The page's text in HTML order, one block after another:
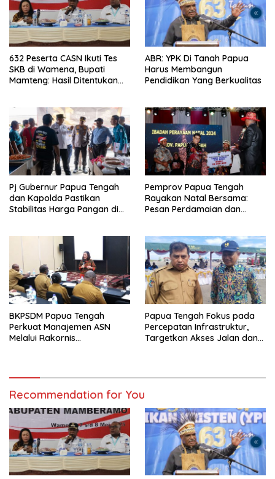
632 Peserta CASN Ikuti Tes
SKB di Wamena, Bupati
Mamteng: Hasil Ditentukan
ABR: YPK Di Tanah Papua
Harus Membangun
Pendidikan Yang Berkualitas
Pj Gubernur Papua Tengah
dan Kapolda Pastikan
Stabilitas Harga Pangan di
Pemprov Papua Tengah
Rayakan Natal Bersama:
Pesan Perdamaian dan
BKPSDM Papua Tengah
Perkuat Manajemen ASN
Melalui Rakornis
Papua Tengah Fokus pada
Percepatan Infrastruktur,
Targetkan Akses Jalan dan
Recommendation for You